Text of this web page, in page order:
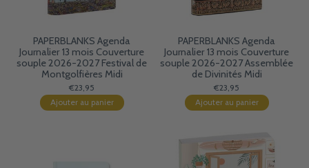
PAPERBLANKS Agenda
Journalier 13 mois Couverture
souple 2026-2027 Festival de
Montgolfières Midi
€23,95
Ajouter au panier
PAPERBLANKS Agenda
Journalier 13 mois Couverture
souple 2026-2027 Assemblée
de Divinités Midi
€23,95
Ajouter au panier